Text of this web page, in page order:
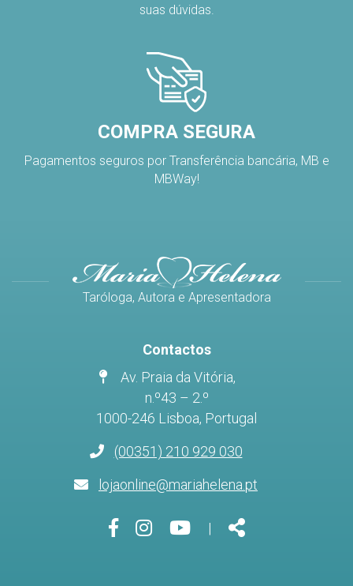
suas dúvidas.
COMPRA SEGURA
Pagamentos seguros por Transferência bancária, MB e
MBWay!
Taróloga, Autora e Apresentadora
Contactos
Av. Praia da Vitória,
n.º43 – 2.º
1000-246 Lisboa, Portugal
(00351) 210 929 030
lojaonline@mariahelena.pt
PáginaPáginaPágina
| Share